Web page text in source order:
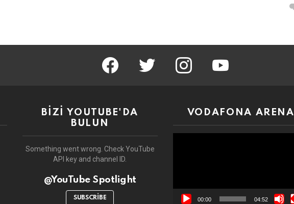
facebook twitter instagram youtube
BİZİ YOUTUBE'DA
BULUN
Something went wrong. Check YouTube
API key and channel ID.
@YouTube Spotlight
SUBSCRIBE
VODAFONA ARENA
00:00 04:52